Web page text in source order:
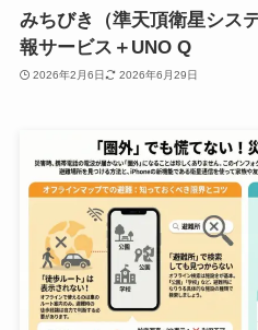
みちびき（準天頂衛星シス
報サービス＋UNO Q
2026年2月6日 2026年6月29日